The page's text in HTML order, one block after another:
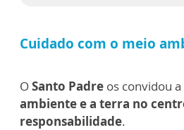
Cuidado com o meio
OSanto Padre os convidou
ambiente e a terra no
responsabilidade.